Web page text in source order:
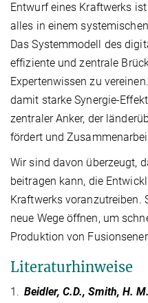
Entwurf eines Kraftwerks
alles in einem
Das Systemmodell des
effiziente und zentrale
Expertenwissen zu
damit starke Synergie-
zentraler Anker, der
fördert und
Wir sind davon überzeugt,
beitragen kann, die
Kraftwerks
neue Wege öffnen, um
Produktion von
Literaturhinweise
1. Beidler, C.D., Smith, H.